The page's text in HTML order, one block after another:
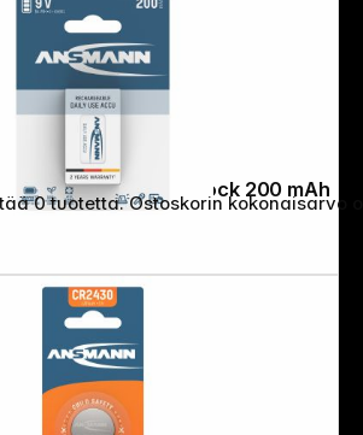
0 tuotetta. Ostoskorin kokonaisarvo
9V block 200 mAh